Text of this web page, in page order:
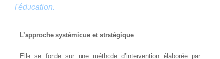
l'éducation.
L’approche systémique et stratégique
Elle se fonde sur une méthode d’intervention élaborée par